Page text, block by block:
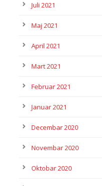
Juli 2021
Maj 2021
April 2021
Mart 2021
Februar 2021
Januar 2021
Decembar 2020
Novembar 2020
Oktobar 2020